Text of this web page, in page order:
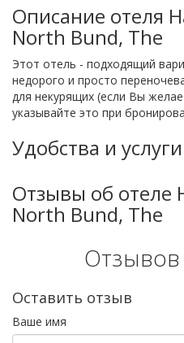
Описание отеля
North Bund, The
Этот отель - подходящий
недорого и просто
для некурящих (если Вы
указывайте это при
Удобства и
Отзывы об отеле
North Bund, The
Отзывов
Оставить отзыв
Ваше имя